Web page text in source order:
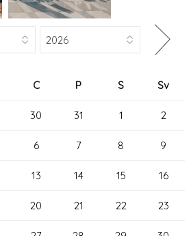
C P S Sv
30 31 1 2
6 7 8 9
13 14 15 16
20 21 22 23